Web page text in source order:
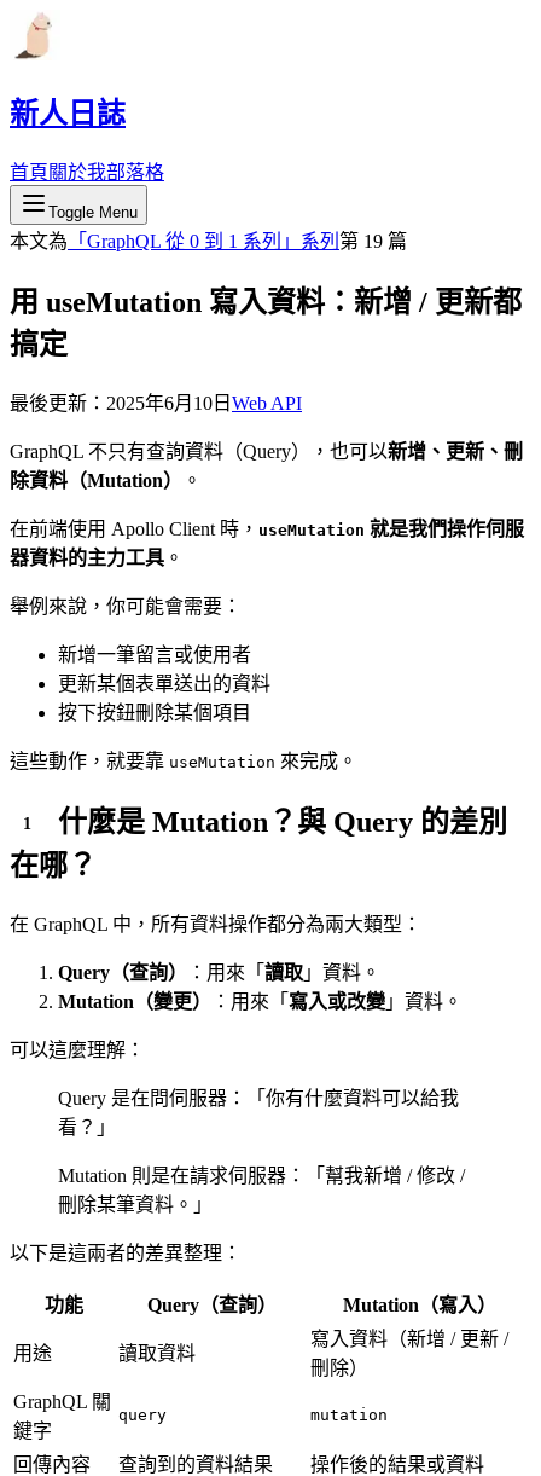
新人日誌
首頁 關於我部落格
Toggle Menu
本文為 「 GraphQL 從 0 到 1 系列 」系列 第 19 篇
用 useMutation 寫入資料：新增 / 更新都
搞定
最後更新： 2025年6月10日 Web API
GraphQL 不只有查詢資料（Query），也可以新增、更新、刪
除資料（Mutation）
。
在前端使用 Apollo Client 時， useMutation 就是我們操作伺服
器資料的主力工具 。
舉例來說，你可能會需要：
新增一筆留言或使用者
更新某個表單送出的資料
按下按鈕刪除某個項目
這些動作，就要靠 useMutation 來完成。
什麼是 Mutation？與 Query 的差別
在哪？
在 GraphQL 中，所有資料操作都分為兩大類型：
Query（查詢） ：用來「 讀取 」資料。
Mutation（變更）
：用來「 寫入或改變 」資料。
可以這麼理解：
Query 是在問伺服器：「你有什麼資料可以給我
看？」
Mutation 則是在請求伺服器：「幫我新增 / 修改 /
刪除某筆資料。」
以下是這兩者的差異整理：
功能 Query（查詢） Mutation（寫入）
用途 讀取資料
寫入資料（新增 / 更新 /
刪除）
GraphQL 關
鍵字
query mutation
回傳內容 查詢到的資料結果 操作後的結果或資料